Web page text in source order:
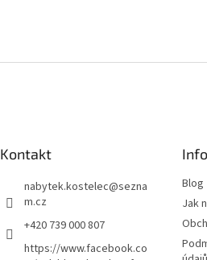
Kontakt
nabytek.kostelec@sezna
m.cz
+420 739 000 807
https://www.facebook.co
Blog
Jak